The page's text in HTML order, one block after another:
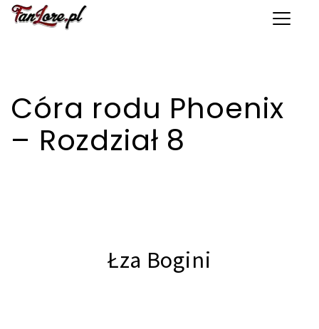
Toggle
Córa rodu Phoenix
– Rozdział 8
Łza Bogini